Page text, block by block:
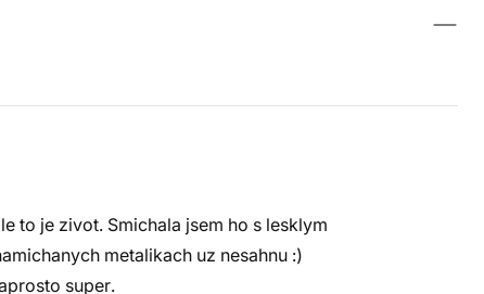
to je zivot. Smichala jsem ho s lesklym
metalikach uz nesahnu :)
super.